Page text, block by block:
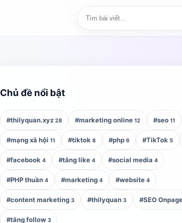
Chủ đề nổi bật
#thilyquan.xyz28 #marketing online12 #seo11
#mạng xã hội11 #tiktok8 #php6 #TikTok5
#facebook4 #tăng like4 #social media4
#PHP thuần4 #marketing4 #website4
#content marketing3 #thilyquan3 #SEO
#tăng follow3